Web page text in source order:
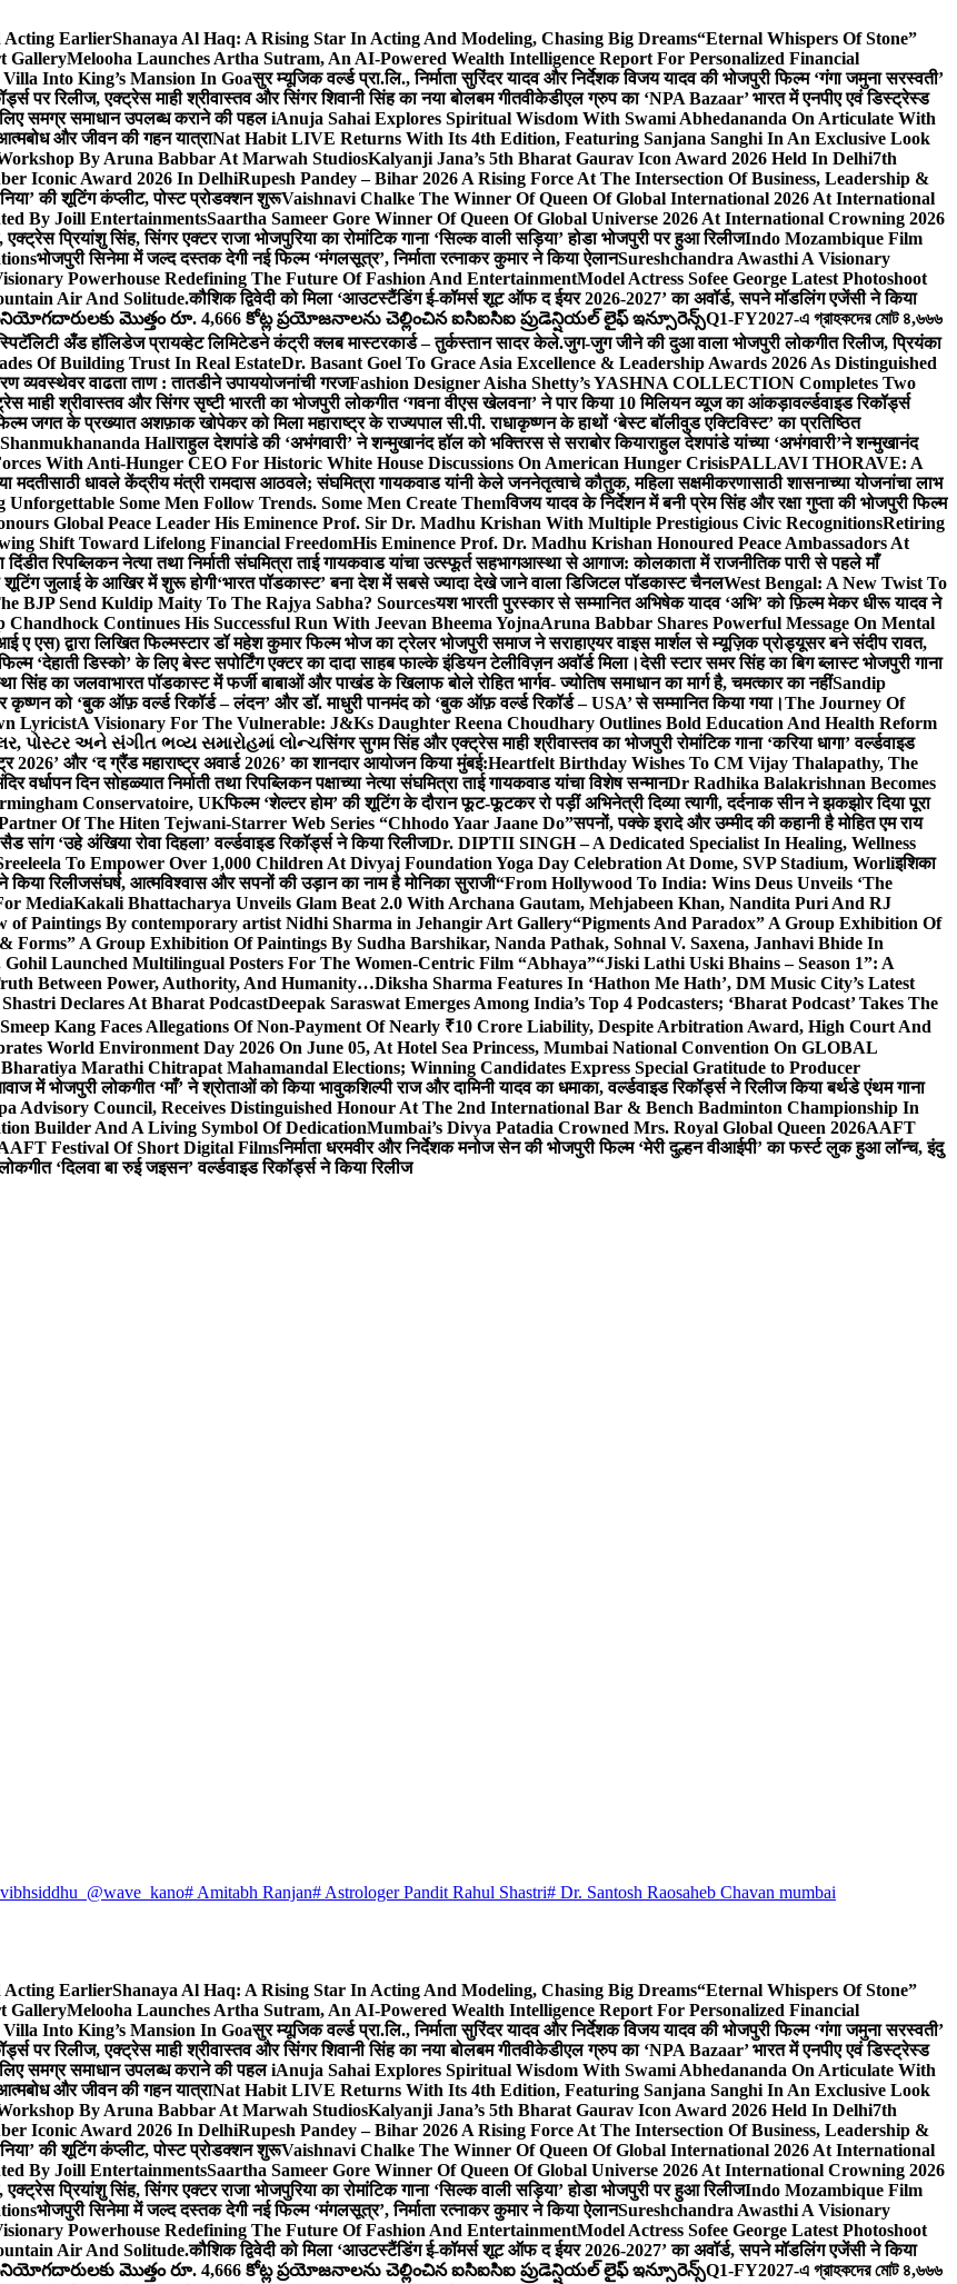
Acting EarlierShanaya Al Haq: A Rising Star In Acting And Modeling, Chasing Big Dreams“Eternal Whispers Of Stone”
GalleryMelooha Launches Artha Sutram, An AI-Powered Wealth Intelligence Report For Personalized Financial
Into King’s Mansion In Goaसुर म्यूजिक वर्ल्ड प्रा.लि., निर्माता सुरिंदर यादव और निर्देशक विजय यादव की भोजपुरी फिल्म ‘गंगा जमुना सरस्वती’
पर रिलीज, एक्ट्रेस माही श्रीवास्तव और सिंगर शिवानी सिंह का नया बोलबम गीतवीकेडीएल ग्रुप का ‘NPA Bazaar’ भारत में एनपीए एवं डिस्ट्रेस्ड
लिए समग्र समाधान उपलब्ध कराने की पहल iAnuja Sahai Explores Spiritual Wisdom With Swami Abhedananda On Articulate With
और जीवन की गहन यात्राNat Habit LIVE Returns With Its 4th Edition, Featuring Sanjana Sanghi In An Exclusive Look
By Aruna Babbar At Marwah StudiosKalyanji Jana’s 5th Bharat Gaurav Icon Award 2026 Held In Delhi7th
Iconic Award 2026 In DelhiRupesh Pandey – Bihar 2026 A Rising Force At The Intersection Of Business, Leadership &
की शूटिंग कंप्लीट, पोस्ट प्रोडक्शन शुरूVaishnavi Chalke The Winner Of Queen Of Global International 2026 At International
By Joill EntertainmentsSaartha Sameer Gore Winner Of Queen Of Global Universe 2026 At International Crowning 2026
एक्ट्रेस प्रियांशु सिंह, सिंगर एक्टर राजा भोजपुरिया का रोमांटिक गाना ‘सिल्क वाली सड़िया’ होडा भोजपुरी पर हुआ रिलीजIndo Mozambique Film
भोजपुरी सिनेमा में जल्द दस्तक देगी नई फिल्म ‘मंगलसूत्र’, निर्माता रत्नाकर कुमार ने किया ऐलानSureshchandra Awasthi A Visionary
Powerhouse Redefining The Future Of Fashion And EntertainmentModel Actress Sofee George Latest Photoshoot
Air And Solitude.कौशिक द्विवेदी को मिला ‘आउटस्टैंडिंग ई-कॉमर्स शूट ऑफ द ईयर 2026-2027’ का अवॉर्ड, सपने मॉडलिंग एजेंसी ने किया
మొత్తం రూ. 4,666 కోట్ల ప్రయోజనాలను చెల్లించిన ఐసిఐసిఐ ప్రుడెన్షియల్ లైఫ్ ఇన్సూరెన్స్Q1-FY2027-এ গ্রাহকদের মোট ৪,৬৬৬
अँड हॉलिडेज प्रायव्हेट लिमिटेडने कंट्री क्लब मास्टरकार्ड – तुर्कस्तान सादर केले.जुग-जुग जीने की दुआ वाला भोजपुरी लोकगीत रिलीज, प्रियंका
Of Building Trust In Real EstateDr. Basant Goel To Grace Asia Excellence & Leadership Awards 2026 As Distinguished
व्यवस्थेवर वाढता ताण : तातडीने उपाययोजनांची गरजFashion Designer Aisha Shetty’s YASHNA COLLECTION Completes Two
माही श्रीवास्तव और सिंगर सृष्टी भारती का भोजपुरी लोकगीत ‘गवना वीएस खेलवना’ ने पार किया 10 मिलियन व्यूज का आंकड़ावर्ल्डवाइड रिकॉर्ड्स
जगत के प्रख्यात अशफ़ाक खोपेकर को मिला महाराष्ट्र के राज्यपाल सी.पी. राधाकृष्णन के हाथों ‘बेस्ट बॉलीवुड एक्टिविस्ट’ का प्रतिष्ठित
Hallराहुल देशपांडे की ‘अभंगवारी’ ने शन्मुखानंद हॉल को भक्तिरस से सराबोर कियाराहुल देशपांडे यांच्या ‘अभंगवारी’ने शन्मुखानंद
With Anti-Hunger CEO For Historic White House Discussions On American Hunger CrisisPALLAVI THORAVE: A
मदतीसाठी धावले केंद्रीय मंत्री रामदास आठवले; संघमित्रा गायकवाड यांनी केले जननेतृत्वाचे कौतुक, महिला सक्षमीकरणासाठी शासनाच्या योजनांचा लाभ
Some Men Follow Trends. Some Men Create Themविजय यादव के निर्देशन में बनी प्रेम सिंह और रक्षा गुप्ता की भोजपुरी फिल्म
Global Peace Leader His Eminence Prof. Sir Dr. Madhu Krishan With Multiple Prestigious Civic RecognitionsRetiring
Shift Toward Lifelong Financial FreedomHis Eminence Prof. Dr. Madhu Krishan Honoured Peace Ambassadors At
दिंडीत रिपब्लिकन नेत्या तथा निर्माती संघमित्रा ताई गायकवाड यांचा उत्स्फूर्त सहभागआस्था से आगाज: कोलकाता में राजनीतिक पारी से पहले माँ
शूटिंग जुलाई के आखिर में शुरू होगी‘भारत पॉडकास्ट’ बना देश में सबसे ज्यादा देखे जाने वाला डिजिटल पॉडकास्ट चैनलWest Bengal: A New Twist To
BJP Send Kuldip Maity To The Rajya Sabha? Sourcesयश भारती पुरस्कार से सम्मानित अभिषेक यादव ‘अभि’ को फ़िल्म मेकर धीरू यादव ने
Continues His Successful Run With Jeevan Bheema YojnaAruna Babbar Shares Powerful Message On Mental
ए एस) द्वारा लिखित फिल्मस्टार डॉ महेश कुमार फिल्म भोज का ट्रेलर भोजपुरी समाज ने सराहाएयर वाइस मार्शल से म्यूज़िक प्रोड्यूसर बने संदीप रावत,
‘देहाती डिस्को’ के लिए बेस्ट सपोर्टिंग एक्टर का दादा साहब फाल्के इंडियन टेलीविज़न अवॉर्ड मिला।देसी स्टार समर सिंह का बिग ब्लास्ट भोजपुरी गाना
सिंह का जलवाभारत पॉडकास्ट में फर्जी बाबाओं और पाखंड के खिलाफ बोले रोहित भार्गव- ज्योतिष समाधान का मार्ग है, चमत्कार का नहींSandip
कृष्णन को ‘बुक ऑफ़ वर्ल्ड रिकॉर्ड – लंदन’ और डॉ. माधुरी पानमंद को ‘बुक ऑफ़ वर्ल्ड रिकॉर्ड – USA’ से सम्मानित किया गया।The Journey Of
LyricistA Visionary For The Vulnerable: J&Ks Daughter Reena Choudhary Outlines Bold Education And Health Reform
પોસ્ટર અને સંગીત ભવ્ય સમારોહમાં લોન્ચसिंगर सुगम सिंह और एक्ट्रेस माही श्रीवास्तव का भोजपुरी रोमांटिक गाना ‘करिया धागा’ वर्ल्डवाइड
2026’ और ‘द ग्रैंड महाराष्ट्र अवार्ड 2026’ का शानदार आयोजन किया मुंबई:Heartfelt Birthday Wishes To CM Vijay Thalapathy, The
वर्धापन दिन सोहळ्यात निर्माती तथा रिपब्लिकन पक्षाच्या नेत्या संघमित्रा ताई गायकवाड यांचा विशेष सन्मानDr Radhika Balakrishnan Becomes
Conservatoire, UKफिल्म ‘शेल्टर होम’ की शूटिंग के दौरान फूट-फूटकर रो पड़ीं अभिनेत्री दिव्या त्यागी, दर्दनाक सीन ने झकझोर दिया पूरा
Of The Hiten Tejwani-Starrer Web Series “Chhodo Yaar Jaane Do”सपनों, पक्के इरादे और उम्मीद की कहानी है मोहित एम राय
सांग ‘उहे अंखिया रोवा दिहला’ वर्ल्डवाइड रिकॉर्ड्स ने किया रिलीजDr. DIPTII SINGH – A Dedicated Specialist In Healing, Wellness
To Empower Over 1,000 Children At Divyaj Foundation Yoga Day Celebration At Dome, SVP Stadium, Worliइशिका
किया रिलीजसंघर्ष, आत्मविश्वास और सपनों की उड़ान का नाम है मोनिका सुराजी“From Hollywood To India: Wins Deus Unveils ‘The
MediaKakali Bhattacharya Unveils Glam Beat 2.0 With Archana Gautam, Mehjabeen Khan, Nandita Puri And RJ
of Paintings By contemporary artist Nidhi Sharma in Jehangir Art Gallery“Pigments And Paradox” A Group Exhibition Of
Forms” A Group Exhibition Of Paintings By Sudha Barshikar, Nanda Pathak, Sohnal V. Saxena, Janhavi Bhide In
Launched Multilingual Posters For The Women-Centric Film “Abhaya”“Jiski Lathi Uski Bhains – Season 1”: A
Between Power, Authority, And Humanity…Diksha Sharma Features In ‘Hathon Me Hath’, DM Music City’s Latest
Declares At Bharat PodcastDeepak Saraswat Emerges Among India’s Top 4 Podcasters; ‘Bharat Podcast’ Takes The
Kang Faces Allegations Of Non-Payment Of Nearly ₹10 Crore Liability, Despite Arbitration Award, High Court And
World Environment Day 2026 On June 05, At Hotel Sea Princess, Mumbai National Convention On GLOBAL
Marathi Chitrapat Mahamandal Elections; Winning Candidates Express Special Gratitude to Producer
में भोजपुरी लोकगीत ‘माँ’ ने श्रोताओं को किया भावुकशिल्पी राज और दामिनी यादव का धमाका, वर्ल्डवाइड रिकॉर्ड्स ने रिलीज किया बर्थडे एंथम गाना
Advisory Council, Receives Distinguished Honour At The 2nd International Bar & Bench Badminton Championship In
Builder And A Living Symbol Of DedicationMumbai’s Divya Patadia Crowned Mrs. Royal Global Queen 2026AAFT
Festival Of Short Digital Filmsनिर्माता धरमवीर और निर्देशक मनोज सेन की भोजपुरी फिल्म ‘मेरी दुल्हन वीआईपी’ का फर्स्ट लुक हुआ लॉन्च, इंदु
‘दिलवा बा रुई जइसन’ वर्ल्डवाइड रिकॉर्ड्स ने किया रिलीज
@wave_kano# Amitabh Ranjan# Astrologer Pandit Rahul Shastri# Dr. Santosh Raosaheb Chavan mumbai
Acting EarlierShanaya Al Haq: A Rising Star In Acting And Modeling, Chasing Big Dreams“Eternal Whispers Of Stone”
GalleryMelooha Launches Artha Sutram, An AI-Powered Wealth Intelligence Report For Personalized Financial
Into King’s Mansion In Goaसुर म्यूजिक वर्ल्ड प्रा.लि., निर्माता सुरिंदर यादव और निर्देशक विजय यादव की भोजपुरी फिल्म ‘गंगा जमुना सरस्वती’
पर रिलीज, एक्ट्रेस माही श्रीवास्तव और सिंगर शिवानी सिंह का नया बोलबम गीतवीकेडीएल ग्रुप का ‘NPA Bazaar’ भारत में एनपीए एवं डिस्ट्रेस्ड
लिए समग्र समाधान उपलब्ध कराने की पहल iAnuja Sahai Explores Spiritual Wisdom With Swami Abhedananda On Articulate With
और जीवन की गहन यात्राNat Habit LIVE Returns With Its 4th Edition, Featuring Sanjana Sanghi In An Exclusive Look
By Aruna Babbar At Marwah StudiosKalyanji Jana’s 5th Bharat Gaurav Icon Award 2026 Held In Delhi7th
Iconic Award 2026 In DelhiRupesh Pandey – Bihar 2026 A Rising Force At The Intersection Of Business, Leadership &
की शूटिंग कंप्लीट, पोस्ट प्रोडक्शन शुरूVaishnavi Chalke The Winner Of Queen Of Global International 2026 At International
By Joill EntertainmentsSaartha Sameer Gore Winner Of Queen Of Global Universe 2026 At International Crowning 2026
एक्ट्रेस प्रियांशु सिंह, सिंगर एक्टर राजा भोजपुरिया का रोमांटिक गाना ‘सिल्क वाली सड़िया’ होडा भोजपुरी पर हुआ रिलीजIndo Mozambique Film
भोजपुरी सिनेमा में जल्द दस्तक देगी नई फिल्म ‘मंगलसूत्र’, निर्माता रत्नाकर कुमार ने किया ऐलानSureshchandra Awasthi A Visionary
Powerhouse Redefining The Future Of Fashion And EntertainmentModel Actress Sofee George Latest Photoshoot
Air And Solitude.कौशिक द्विवेदी को मिला ‘आउटस्टैंडिंग ई-कॉमर्स शूट ऑफ द ईयर 2026-2027’ का अवॉर्ड, सपने मॉडलिंग एजेंसी ने किया
మొత్తం రూ. 4,666 కోట్ల ప్రయోజనాలను చెల్లించిన ఐసిఐసిఐ ప్రుడెన్షియల్ లైఫ్ ఇన్సూరెన్స్Q1-FY2027-এ গ্রাহকদের মোট ৪,৬৬৬